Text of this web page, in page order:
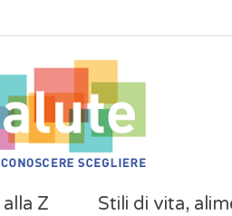
Z Stili di vita,